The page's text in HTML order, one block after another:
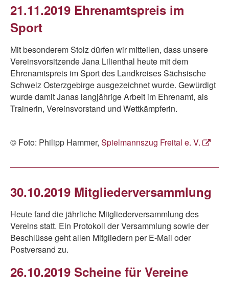
21.11.2019 Ehrenamtspreis im
Sport
Mit besonderem Stolz dürfen wir mitteilen, dass unsere
Vereinsvorsitzende Jana Lilienthal heute mit dem
Ehrenamtspreis im Sport des Landkreises Sächsische
Schweiz Osterzgebirge ausgezeichnet wurde. Gewürdigt
wurde damit Janas langjährige Arbeit im Ehrenamt, als
Trainerin, Vereinsvorstand und Wettkämpferin.
© Foto: Philipp Hammer, Spielmannszug Freital e. V.
30.10.2019 Mitgliederversammlung
Heute fand die jährliche Mitgliederversammlung des
Vereins statt. Ein Protokoll der Versammlung sowie der
Beschlüsse geht allen Mitgliedern per E-Mail oder
Postversand zu.
26.10.2019 Scheine für Vereine